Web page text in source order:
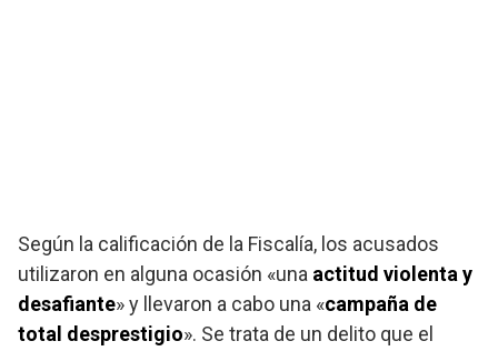
Según la calificación de la Fiscalía, los acusados
utilizaron en alguna ocasión «una actitud violenta y
desafiante» y llevaron a cabo una «campaña de
total desprestigio». Se trata de un delito que el